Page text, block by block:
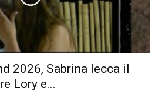
2026, Sabrina lecca il
Lory e...